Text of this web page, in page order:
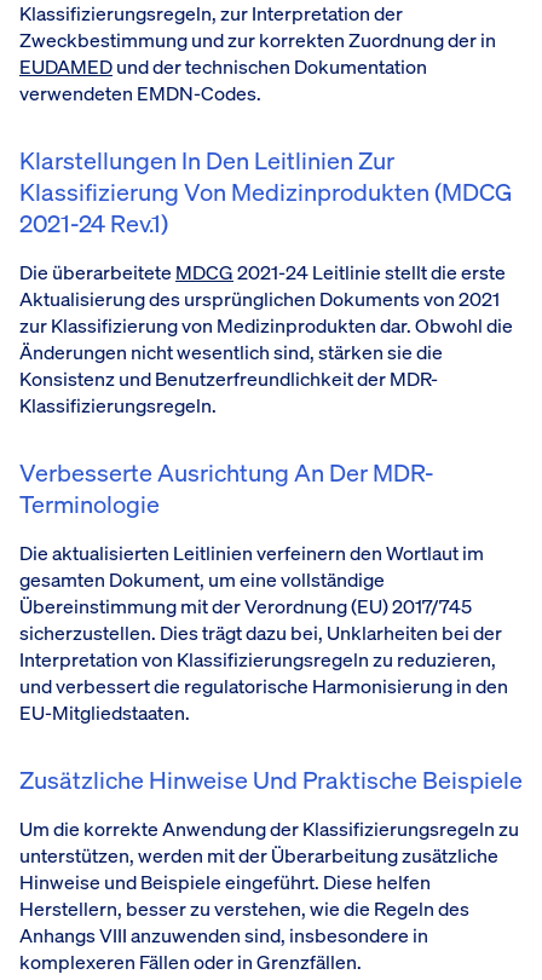
Klassifizierungsregeln, zur Interpretation der
Zweckbestimmung und zur korrekten Zuordnung der in
EUDAMEDund der technischen Dokumentation
verwendeten EMDN-Codes.
Klarstellungen In Den Leitlinien Zur
Klassifizierung Von Medizinprodukten (MDCG
2021-24 Rev.1)
Die überarbeitete MDCG2021-24 Leitlinie stellt die erste
Aktualisierung des ursprünglichen Dokuments von 2021
zur Klassifizierung von Medizinprodukten dar. Obwohl die
Änderungen nicht wesentlich sind, stärken sie die
Konsistenz und Benutzerfreundlichkeit der MDR-
Klassifizierungsregeln.
Verbesserte Ausrichtung An Der MDR-
Terminologie
Die aktualisierten Leitlinien verfeinern den Wortlaut im
gesamten Dokument, um eine vollständige
Übereinstimmung mit der Verordnung (EU) 2017/745
sicherzustellen. Dies trägt dazu bei, Unklarheiten bei der
Interpretation von Klassifizierungsregeln zu reduzieren,
und verbessert die regulatorische Harmonisierung in den
EU-Mitgliedstaaten.
Zusätzliche Hinweise Und Praktische Beispiele
Um die korrekte Anwendung der Klassifizierungsregeln zu
unterstützen, werden mit der Überarbeitung zusätzliche
Hinweise und Beispiele eingeführt. Diese helfen
Herstellern, besser zu verstehen, wie die Regeln des
Anhangs VIII anzuwenden sind, insbesondere in
komplexeren Fällen oder in Grenzfällen.